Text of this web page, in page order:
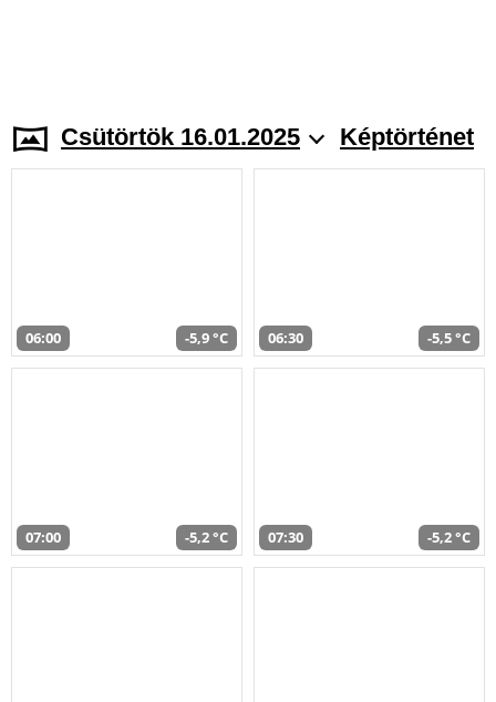
Csütörtök 16.01.2025 Képtörténet
06:00 -5,9 °C 06:30 -5,5 °C
07:00 -5,2 °C 07:30 -5,2 °C